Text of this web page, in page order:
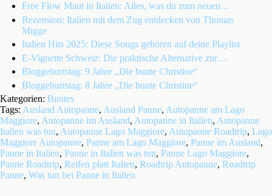
Free Flow Maut in Italien: Alles, was du zum neuen…
Rezension: Italien mit dem Zug entdecken von Thomas
Migge
Italien Hits 2025: Diese Songs gehören auf deine Playlist
E-Vignette Schweiz: Die praktische Alternative zur…
Bloggeburtstag: 9 Jahre „Die bunte Christine“
Bloggeburtstag: 8 Jahre „Die bunte Christine“
Kategorien: Buntes
Tags: Ausland Autopanne, Ausland Panne, Autopanne am Lago
Maggiore, Autopanne im Ausland, Autopanne in Italien, Autopanne
Italien was tun, Autopanne Lago Maggiore, Autopanne Roadtrip, Lago
Maggiore Autopanne, Panne am Lago Maggiore, Panne im Ausland,
Panne in Italien, Panne in Italien was tun, Panne Lago Maggiore,
Panne Roadtrip, Reifen platt Italien, Roadtrip Autopanne, Roadtrip
Panne, Was tun bei Panne in Italien